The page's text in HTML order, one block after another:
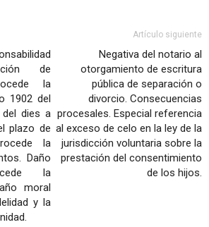
de
la
1902 del
del dies a
plazo de
la
Daño
la
moral
y la
Artículo siguiente
Negativa del notario al
otorgamiento de escritura
pública de separación o
divorcio. Consecuencias
procesales. Especial referencia
al exceso de celo en la ley de la
jurisdicción voluntaria sobre la
prestación del consentimiento
de los hijos.